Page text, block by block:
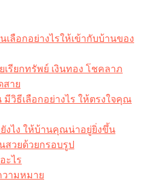
ลือกอย่างไรให้เข้ากับบ้านของ
รียกทรัพย์ เงินทอง โชคลาภ
สาย
วิธีเลือกอย่างไร ให้ตรงใจคุณ
งไง ให้บ้านคุณน่าอยู่ยิ่งขึ้น
สวยด้วยกรอบรูป
ะไร​
ามหมาย